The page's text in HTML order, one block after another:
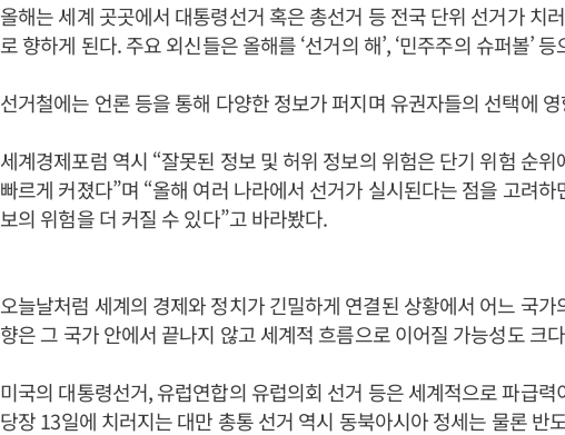
올해는 세계 곳곳에서 대통령선거 혹은 총선거 등 전국 단위 선거가 치
로 향하게 된다. 주요 외신들은 올해를 ‘선거의 해’, ‘민주주의 슈퍼볼’
선거철에는 언론 등을 통해 다양한 정보가 퍼지며 유권자들의 선택에
세계경제포럼 역시 “잘못된 정보 및 허위 정보의 위험은 단기 위험 순
빠르게 커졌다”며 “올해 여러 나라에서 선거가 실시된다는 점을 고려하
보의 위험을 더 커질 수 있다”고 바라봤다.
오늘날처럼 세계의 경제와 정치가 긴밀하게 연결된 상황에서 어느 국가
향은 그 국가 안에서 끝나지 않고 세계적 흐름으로 이어질 가능성도 크
미국의 대통령선거, 유럽연합의 유럽의회 선거 등은 세계적으로 파급력
당장 13일에 치러지는 대만 총통 선거 역시 동북아시아 정세는 물론 반